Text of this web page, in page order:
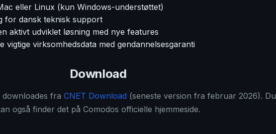
eller Linux (kun Windows-understøttet)
for dansk teknisk support
aktivt udviklet løsning med nye features
vigtige virksomhedsdata med gendannelsesgaranti
Download
fra CNET Download (seneste version fra februar 2026). Du
også finder det på Comodos officielle hjemmeside.